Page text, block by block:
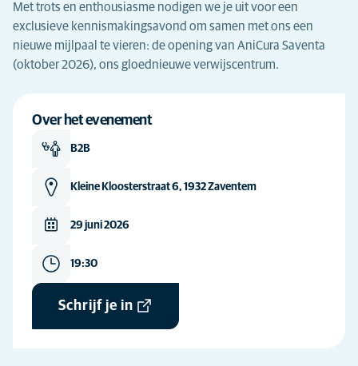
Met trots en enthousiasme nodigen we je uit voor een
exclusieve kennismakingsavond om samen met ons een
nieuwe mijlpaal te vieren: de opening van AniCura Saventa
(oktober 2026), ons gloednieuwe verwijscentrum.
Over het evenement
B2B
Kleine Kloosterstraat 6, 1932 Zaventem
29 juni 2026
19:30
Schrijf je in